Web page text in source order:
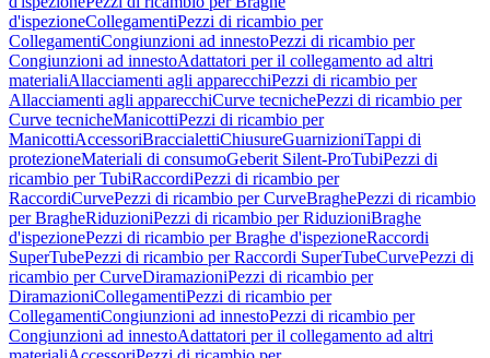
d'ispezioneCollegamentiPezzi di ricambio per
CollegamentiCongiunzioni ad innestoPezzi di ricambio per
Congiunzioni ad innestoAdattatori per il collegamento ad altri
materialiAllacciamenti agli apparecchiPezzi di ricambio per
Allacciamenti agli apparecchiCurve tecnichePezzi di ricambio per
Curve tecnicheManicottiPezzi di ricambio per
ManicottiAccessoriBraccialettiChiusureGuarnizioniTappi di
protezioneMateriali di consumoGeberit Silent-ProTubiPezzi di
ricambio per TubiRaccordiPezzi di ricambio per
RaccordiCurvePezzi di ricambio per CurveBraghePezzi di ricambio
per BragheRiduzioniPezzi di ricambio per RiduzioniBraghe
d'ispezionePezzi di ricambio per Braghe d'ispezioneRaccordi
SuperTubePezzi di ricambio per Raccordi SuperTubeCurvePezzi di
ricambio per CurveDiramazioniPezzi di ricambio per
DiramazioniCollegamentiPezzi di ricambio per
CollegamentiCongiunzioni ad innestoPezzi di ricambio per
Congiunzioni ad innestoAdattatori per il collegamento ad altri